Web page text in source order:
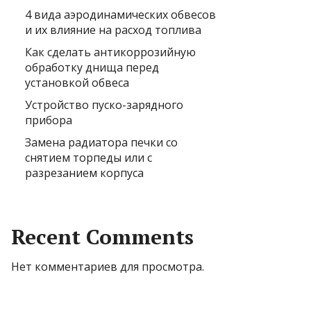
4 вида аэродинамических обвесов
и их влияние на расход топлива
Как сделать антикоррозийную
обработку днища перед
установкой обвеса
Устройство пуско-зарядного
прибора
Замена радиатора печки со
снятием торпеды или с
разрезанием корпуса
Recent Comments
Нет комментариев для просмотра.